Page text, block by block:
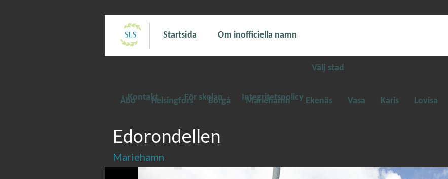
Startsida Om inofficiella namn
Välj stad
Åbo Helsingfors Borgå Mariehamn Ekenäs Vasa Karis Lovisa
Kontakt För skolan Integritetspolicy
Edorondellen
Mariehamn